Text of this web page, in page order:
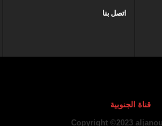
اتصل بنا
Copyright ©2023